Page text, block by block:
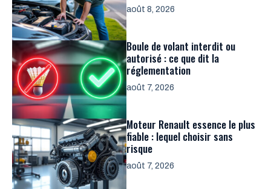
août 8, 2026
Boule de volant interdit ou
autorisé : ce que dit la
réglementation
août 7, 2026
Moteur Renault essence le plus
fiable : lequel choisir sans
risque
août 7, 2026